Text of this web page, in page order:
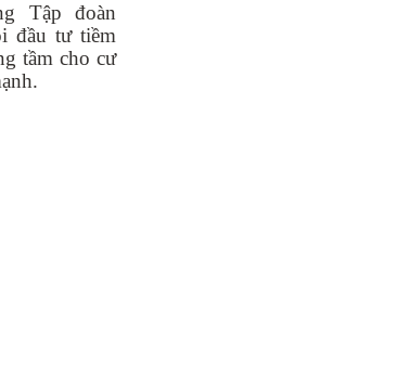
Tập đoàn
đầu tư tiềm
tầm cho cư